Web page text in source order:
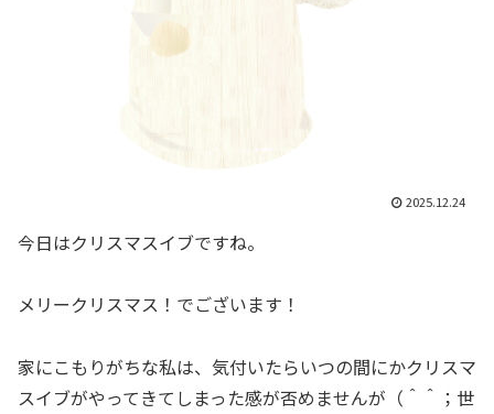
2025.12.24
今日はクリスマスイブですね。
メリークリスマス！でございます！
家にこもりがちな私は、気付いたらいつの間にかクリスマ
スイブがやってきてしまった感が否めませんが（＾＾；世